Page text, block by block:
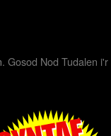
. Gosod Nod Tudalen i'r